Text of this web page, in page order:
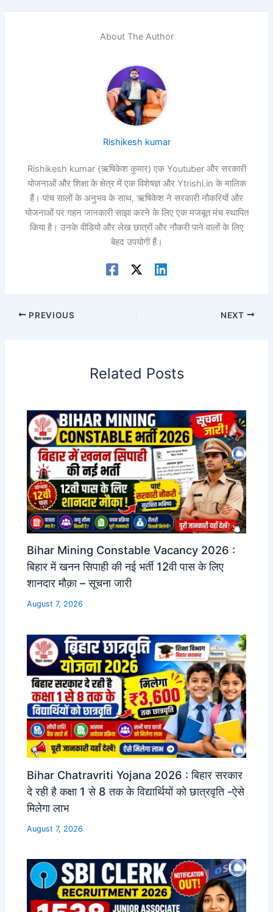
About The Author
Rishikesh kumar
Rishikesh kumar (ऋषिकेश कुमार) एक Youtuber और सरकारी
योजनाओं और शिक्षा के क्षेत्र में एक विशेषज्ञ और Ytrishi.in के मालिक
हैं। पांच सालों के अनुभव के साथ, ऋषिकेश ने सरकारी नौकरियों और
योजनाओं पर गहन जानकारी साझा करने के लिए एक मजबूत मंच स्थापित
किया है। उनके वीडियो और लेख छात्रों और नौकरी पाने वालों के लिए
बेहद उपयोगी हैं।
PREVIOUS NEXT
Related Posts
Bihar Mining Constable Vacancy 2026 :
बिहार में खनन सिपाही की नई भर्ती 12वी पास के लिए
शानदार मौक़ा – सूचना जारी
August 7, 2026
Bihar Chatravriti Yojana 2026 : बिहार सरकार
दे रही है कक्षा 1 से 8 तक के विद्यार्थियों को छात्रवृति -ऐसे
मिलेगा लाभ
August 7, 2026